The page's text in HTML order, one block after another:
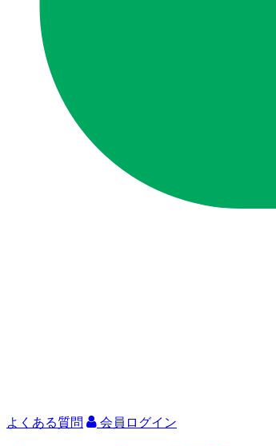
よくある質問 会員ログイン